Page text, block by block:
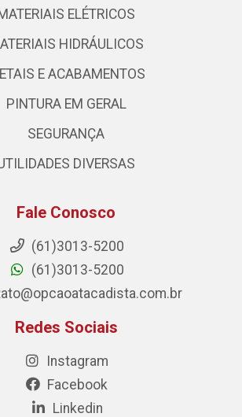
ELÉTRICOS
HIDRÁULICOS
E ACABAMENTOS
PINTURA EM GERAL
SEGURANÇA
DIVERSAS
Fale Conosco
(61)3013-5200
(61)3013-5200
Redes Sociais
Instagram
Facebook
Linkedin